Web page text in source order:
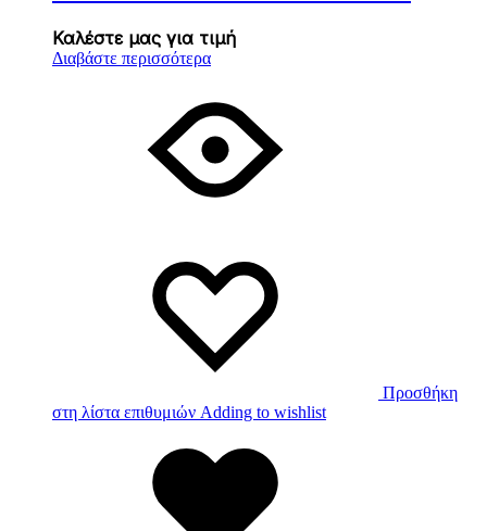
Καλέστε μας για τιμή
Διαβάστε περισσότερα
Προσθήκη
στη λίστα επιθυμιών Adding to wishlist